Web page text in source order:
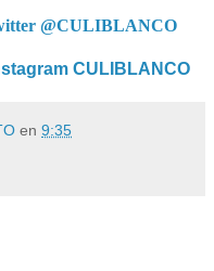
@CULIBLANCO
CULIBLANCO
en 9:35